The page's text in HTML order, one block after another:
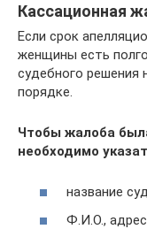
Кассационная
Если срок
женщины есть
судебного решения
порядке.
Чтобы жалоба
необходимо
название
Ф.И.О.,